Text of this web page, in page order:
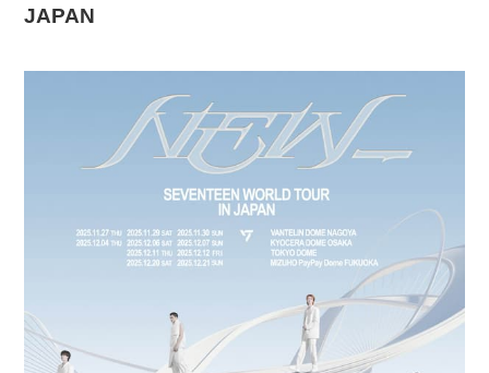
JAPAN